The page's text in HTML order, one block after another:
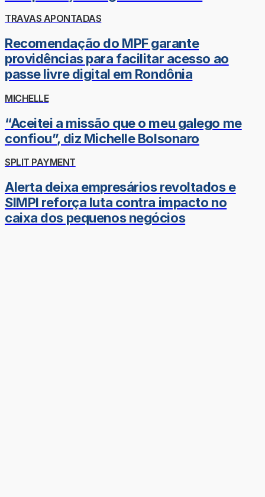
TRAVAS APONTADAS
Recomendação do MPF garante
providências para facilitar acesso ao
passe livre digital em Rondônia
MICHELLE
“Aceitei a missão que o meu galego me
confiou”, diz Michelle Bolsonaro
SPLIT PAYMENT
Alerta deixa empresários revoltados e
SIMPI reforça luta contra impacto no
caixa dos pequenos negócios